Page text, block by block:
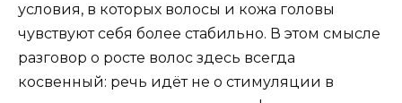
условия, в которых волосы и кожа головы
чувствуют себя более стабильно. В этом смысле
разговор о росте волос здесь всегда
косвенный: речь идёт не о стимуляции в